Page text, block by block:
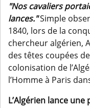
"Nos cavaliers
lances."Simple
1840, lors de la
chercheur algérien,
des têtes coupées
colonisation de
l’Homme à Paris
L’Algérien lance